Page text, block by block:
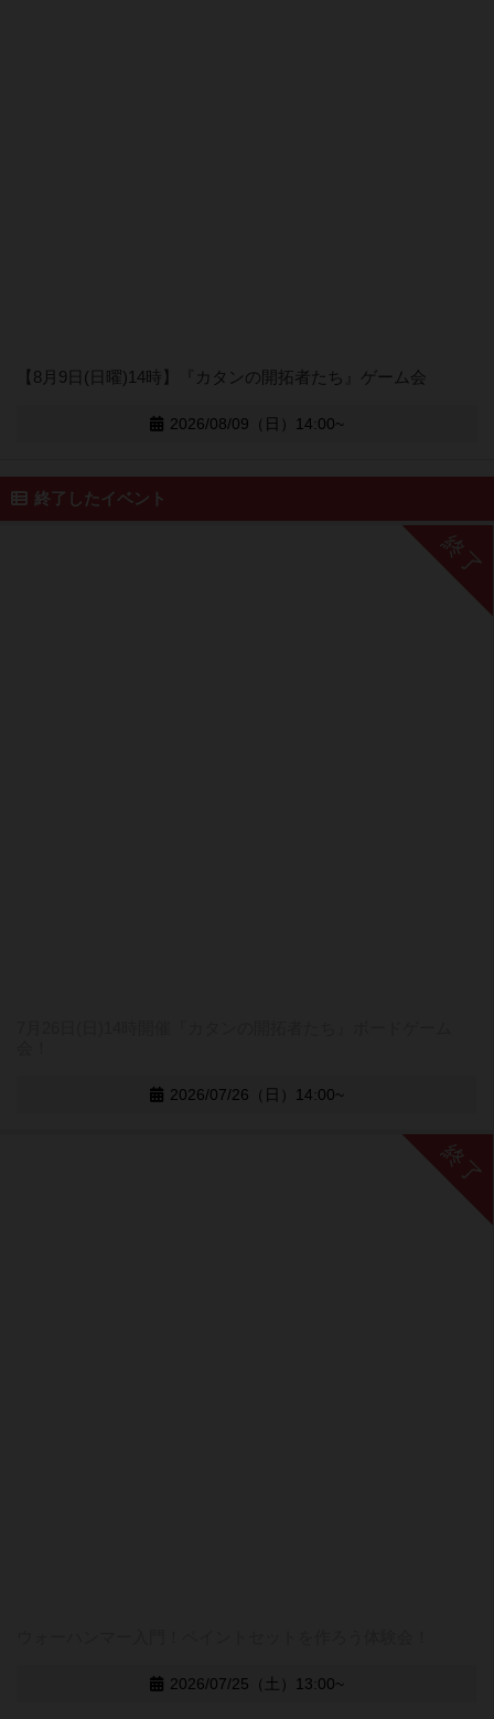
【8月9日(日曜)14時】『カタンの開拓者たち』ゲーム会
2026/08/09（日）14:00~
終了したイベント
終了
2026/07/26（日）14:00~
終了
2026/07/25（土）13:00~